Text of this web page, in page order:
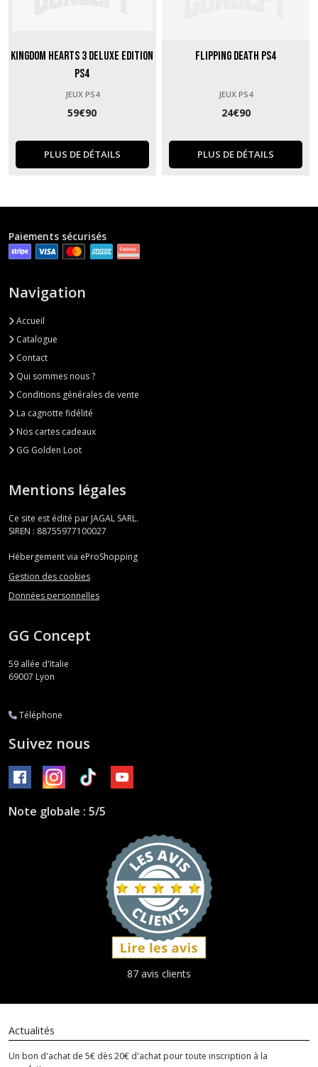
Kingdom Hearts 3 Deluxe Edition
PS4
JEUX PS4
59€90
PLUS DE DÉTAILS
Flipping Death PS4
JEUX PS4
24€90
PLUS DE DÉTAILS
Paiements sécurisés
Navigation
Accueil
Catalogue
Contact
Qui sommes nous ?
Conditions générales de vente
La cagnotte fidélité
Nos cartes cadeaux
GG Golden Loot
Mentions légales
Ce site est édité par JAGAL SARL.
SIREN : 88755977100027
Hébergement via eProShopping
Gestion des cookies
Données personnelles
GG Concept
59 allée d'Italie
69007 Lyon
Téléphone
Suivez nous
Note globale : 5/5
87 avis clients
Actualités
Un bon d'achat de 5€ dès 20€ d'achat pour toute inscription à la